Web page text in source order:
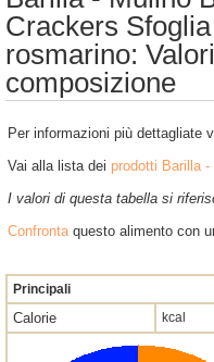
Crackers
rosmarino:
composizione
Per informazioni più dettagliate
Vai alla lista dei prodotti Barilla
I valori di questa tabella si
Confrontaquesto alimento con
Principali
Calorie kcal